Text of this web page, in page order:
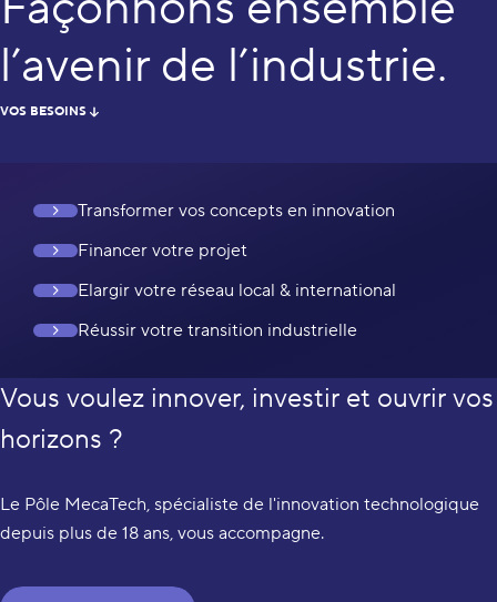
l’avenir de l’industrie.
VOS BESOINS
Transformer vos concepts en innovation
Financer votre projet
Elargir votre réseau local & international
Réussir votre transition industrielle
Vous voulez innover, investir et ouvrir vos
horizons ?
Le Pôle MecaTech, spécialiste de l'innovation technologique
depuis plus de 18 ans, vous accompagne.